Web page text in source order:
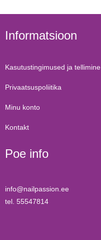
Informatsioon
Kasutustingimused ja tellimine
Privaatsuspoliitika
Minu konto
Kontakt
Poe info
info@nailpassion.ee
tel. 55547814